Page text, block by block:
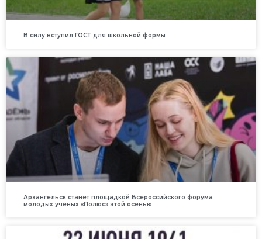
В силу вступил ГОСТ для школьной формы
Архангельск станет площадкой Всероссийского форума
молодых учёных «Полюс» этой осенью